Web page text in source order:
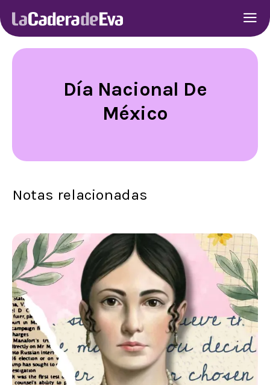
Día Nacional De
México
Notas relacionadas